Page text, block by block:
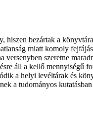
bezártak a
miatt komoly
szeretne
áll a kellő mennyiségű
a helyi levéltárak és
a tudományos